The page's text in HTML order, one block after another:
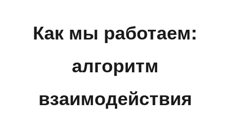
Как мы работаем:
алгоритм
взаимодействия